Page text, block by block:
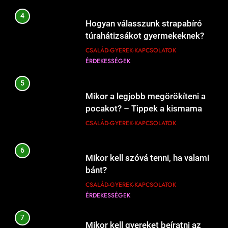
4
Hogyan válasszunk strapabíró
túrahátizsákot gyermekeknek?
CSALÁD-GYEREK-KAPCSOLATOK
ÉRDEKESSÉGEK
5
Mikor a legjobb megörökíteni a
pocakot? – Tippek a kismama
fotózás időzítéséhez
CSALÁD-GYEREK-KAPCSOLATOK
6
Mikor kell szóvá tenni, ha valami
bánt?
CSALÁD-GYEREK-KAPCSOLATOK
ÉRDEKESSÉGEK
7
Mikor kell gyereket beíratni az
Mi kell a hamburgerbe?
ÉRDEKESSÉGEK ÉTEL-ITAL
kipróbálni?
ÉRDEKESSÉGEK ÉTEL-ITAL
Kipróbáltuk a házi sajtkészítést 1
liter tejből – Megéri a macerát?
ÉRDEKESSÉGEK
Kipróbáltuk Gordon Ramsay 10